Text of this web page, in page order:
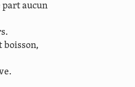
aucun